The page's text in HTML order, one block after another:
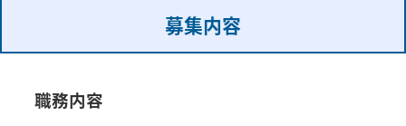
募集内容
職務内容